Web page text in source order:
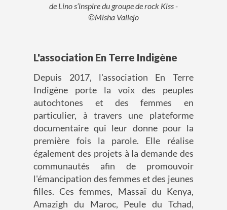
de Lino s’inspire du groupe de rock Kiss -
©Misha Vallejo
L'association En Terre Indigène
Depuis 2017, l'association En Terre
Indigène porte la voix des peuples
autochtones et des femmes en
particulier, à travers une plateforme
documentaire qui leur donne pour la
première fois la parole. Elle réalise
également des projets à la demande des
communautés afin de promouvoir
l'émancipation des femmes et des jeunes
filles. Ces femmes, Massaï du Kenya,
Amazigh du Maroc, Peule du Tchad,